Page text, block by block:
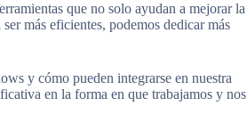
que no solo ayudan a mejorar la
más eficientes, podemos dedicar más
y cómo pueden integrarse en nuestra
en la forma en que trabajamos y nos